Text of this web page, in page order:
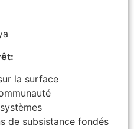
la surface
de subsistance fondés